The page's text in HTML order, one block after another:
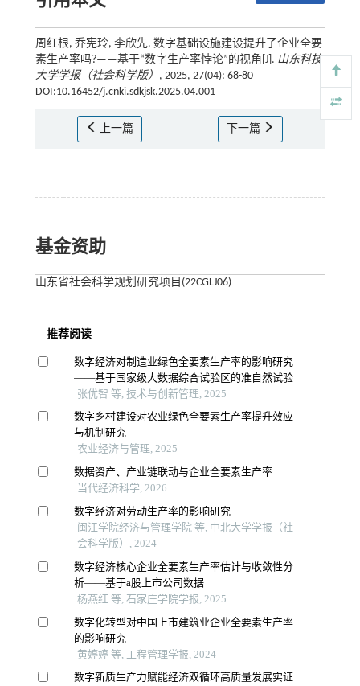
周红根, 乔宪玲, 李欣先. 数字基础设施建设提升了企业全要
素生产率吗?——基于“数字生产率悖论”的视角[J]. 山东科技
大学学报（社会科学版） , 2025, 27(04): 68-80
DOI:10.16452/j.cnki.sdkjsk.2025.04.001
上一篇 下一篇
基金资助
山东省社会科学规划研究项目(22CGLJ06)